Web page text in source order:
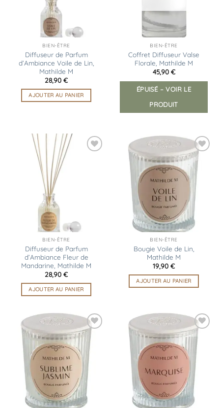
BIEN-ÊTRE
Diffuseur de Parfum
d’Ambiance Voile de Lin,
Mathilde M
28,90 €
AJOUTER AU PANIER
BIEN-ÊTRE
Coffret Diffuseur Valse
Florale, Mathilde M
45,90 €
ÉPUISÉ – VOIR LE
PRODUIT
BIEN-ÊTRE
Diffuseur de Parfum
d’Ambiance Fleur de
Mandarine, Mathilde M
28,90 €
AJOUTER AU PANIER
Ajouter
à la
liste
d’envies
BIEN-ÊTRE
Bougie Voile de Lin,
Mathilde M
19,90 €
AJOUTER AU PANIER
Ajouter
à la
liste
d’envies
Ajouter
à la
liste
d’envies